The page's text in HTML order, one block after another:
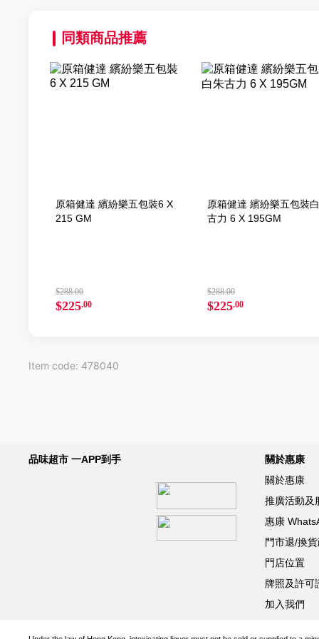
同類商品推薦
原箱健達 繽紛樂五包裝6 X
215 GM
$288.00
$225.00
原箱健達 繽紛樂五包裝
古力 6 X 195GM
$288.00
$225.00
Item code: 478040
品味超市 一APP到手
關於惠康
關於惠康
推廣活動及
惠康
門市退/換
門店位置
牌照及許可
加入我們